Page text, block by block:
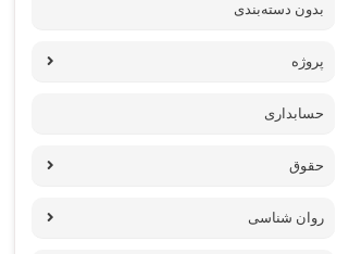
بدون دسته‌بندی
پروژه‌
حسابداری
حقوق
روان شناسی